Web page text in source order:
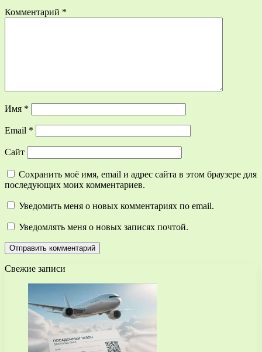
Комментарий *
Имя *
Email *
Сайт
Сохранить моё имя, email и адрес сайта в этом браузере для
последующих моих комментариев.
Уведомить меня о новых комментариях по email.
Уведомлять меня о новых записях почтой.
Свежие записи